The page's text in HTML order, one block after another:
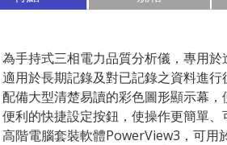
為手持式三相電力品質分析儀，專用於
適用於長期記錄及對已記錄之資料進行
配備大型清楚易讀的彩色圖形顯示幕，
便利的快捷設定按鈕，使操作更簡單、
高階電腦套裝軟體PowerView3，可用